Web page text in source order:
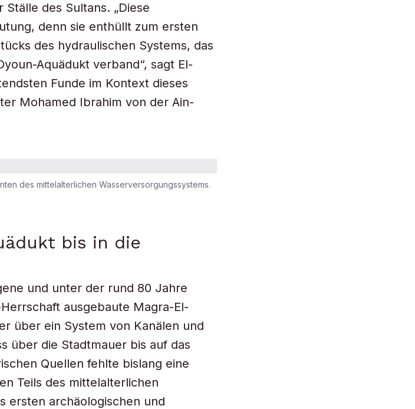
des Sultans. „Diese
denn sie enthüllt zum ersten
des hydraulischen Systems, das
Aquädukt verband“, sagt El-
Funde im Kontext dieses
Mohamed Ibrahim von der Ain-
des mittelalterlichen Wasserversorgungssystems.
bis in die
und unter der rund 80 Jahre
ausgebaute Magra-El-
über ein System von Kanälen und
über die Stadtmauer bis auf das
Quellen fehlte bislang eine
Teils des mittelalterlichen
ersten archäologischen und